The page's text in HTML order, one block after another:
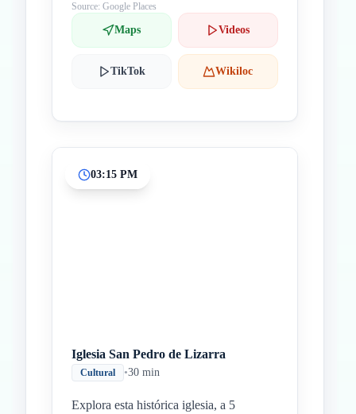
Source: Google Places
Maps Videos
TikTok Wikiloc
03:15 PM
Iglesia San Pedro de Lizarra
Cultural •30 min
Explora esta histórica iglesia, a 5